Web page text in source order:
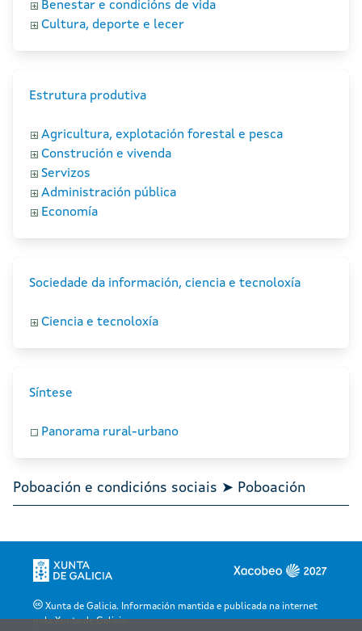
Benestar e condicións de vida
Cultura, deporte e lecer
Estrutura produtiva
Agricultura, explotación forestal e pesca
Construción e vivenda
Servizos
Administración pública
Economía
Sociedade da información, ciencia e tecnoloxía
Ciencia e tecnoloxía
Síntese
Panorama rural-urbano
Poboación e condicións sociais ➤ Poboación
Xunta de Galicia. Información mantida e publicada na internet
pola Xunta de Galicia